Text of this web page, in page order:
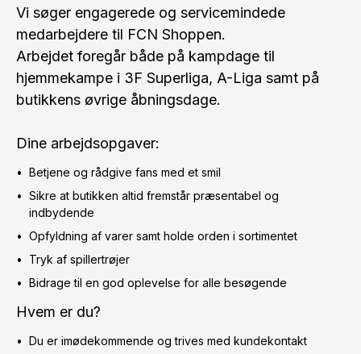
Vi søger engagerede og servicemindede
medarbejdere til FCN Shoppen.
Arbejdet foregår både på kampdage til
hjemmekampe i 3F Superliga, A-Liga samt på
butikkens øvrige åbningsdage.
Dine arbejdsopgaver:
Betjene og rådgive fans med et smil
Sikre at butikken altid fremstår præsentabel og
indbydende
Opfyldning af varer samt holde orden i sortimentet
Tryk af spillertrøjer
Bidrage til en god oplevelse for alle besøgende
Hvem er du?
Du er imødekommende og trives med kundekontakt